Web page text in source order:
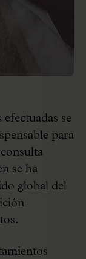
se
para
se ha
global del